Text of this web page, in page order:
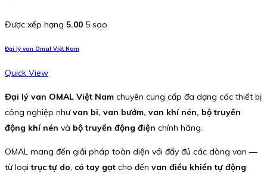
Được xếp hạng 5.00 5 sao
Đại lý van Omal Việt Nam
Quick View
Đại lý van OMAL Việt Nam chuyên cung cấp đa dạng các thiết bị
công nghiệp nhưvan bi, van bướm, van khí nén, bộ truyền
động khí nén và bộ truyền động điện chính hãng.
OMAL mang đến giải pháp toàn diện với đầy đủ các dòng van —
từ loạitrục tự do, có tay gạt cho đến van điều khiển tự động